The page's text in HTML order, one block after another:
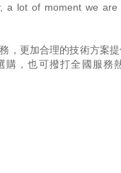
a lot of moment we
，更加合理的技術方案
購，也可撥打全國服務